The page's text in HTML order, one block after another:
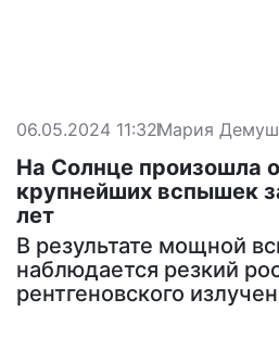
06.05.2024 11:32Мария
На Солнце произошла
крупнейших вспышек
лет
В результате мощной
наблюдается резкий
рентгеновского